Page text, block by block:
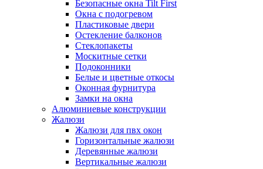
Безопасные окна Tilt First
Окна с подогревом
Пластиковые двери
Остекление балконов
Стеклопакеты
Москитные сетки
Подоконники
Белые и цветные откосы
Оконная фурнитура
Замки на окна
Алюминиевые конструкции
Жалюзи
Жалюзи для пвх окон
Горизонтальные жалюзи
Деревянные жалюзи
Вертикальные жалюзи